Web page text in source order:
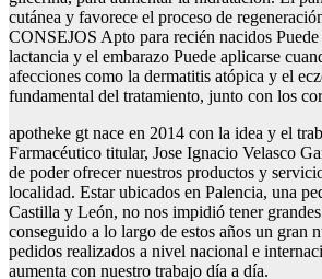
cutánea y favorece el proceso de
CONSEJOS Apto para recién nacidos
lactancia y el embarazo Puede aplicarse
afecciones como la dermatitis atópica y el
fundamental del tratamiento, junto con los
apotheke gt nace en 2014 con la idea y el
Farmacéutico titular, Jose Ignacio Velasco
de poder ofrecer nuestros productos y
localidad. Estar ubicados en Palencia, una
Castilla y León, no nos impidió tener
conseguido a lo largo de estos años un gran
pedidos realizados a nivel nacional e
aumenta con nuestro trabajo día a día.